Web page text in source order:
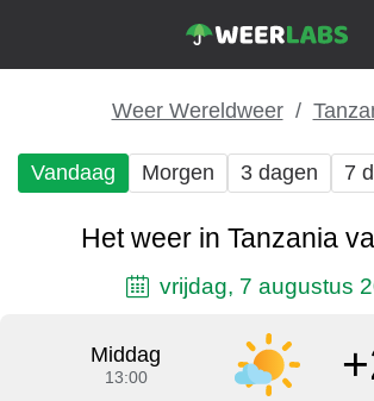
Weer Wereldweer
Vandaag Morgen 3 dagen 7
Het weer in Tanzania
vrijdag, 7 augustus
Middag
13:00